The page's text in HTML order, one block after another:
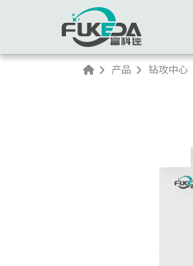
产品 钻攻中心